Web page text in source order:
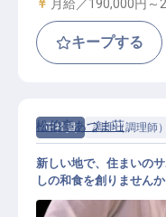
月給／190,000円～
キープする
正社員 調理（調理師）
松伯亭あづま荘
新しい地で、住まいの
しの和食を創りませんか